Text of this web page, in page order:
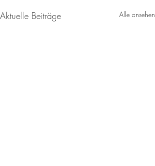
Aktuelle Beiträge Alle ansehen